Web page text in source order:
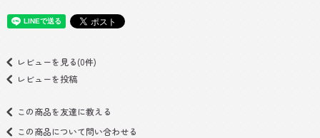
レビューを見る(0件)
レビューを投稿
この商品を友達に教える
この商品について問い合わせる